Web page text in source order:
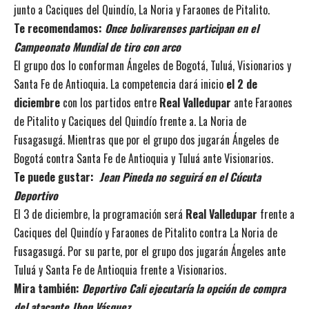
junto a Caciques del Quindío, La Noria y Faraones de Pitalito.
Te recomendamos: Once bolivarenses participan en el
Campeonato Mundial de tiro con arco
El grupo dos lo conforman Ángeles de Bogotá, Tuluá, Visionarios y
Santa Fe de Antioquia. La competencia dará inicio el 2 de
diciembre con los partidos entre Real Valledupar ante Faraones
de Pitalito y Caciques del Quindío frente a. La Noria de
Fusagasugá. Mientras que por el grupo dos jugarán Ángeles de
Bogotá contra Santa Fe de Antioquia y Tuluá ante Visionarios.
Te puede gustar: Jean Pineda no seguirá en el Cúcuta
Deportivo
El 3 de diciembre, la programación será Real Valledupar frente a
Caciques del Quindío y Faraones de Pitalito contra La Noria de
Fusagasugá. Por su parte, por el grupo dos jugarán Ángeles ante
Tuluá y Santa Fe de Antioquia frente a Visionarios.
Mira también: Deportivo Cali ejecutaría la opción de compra